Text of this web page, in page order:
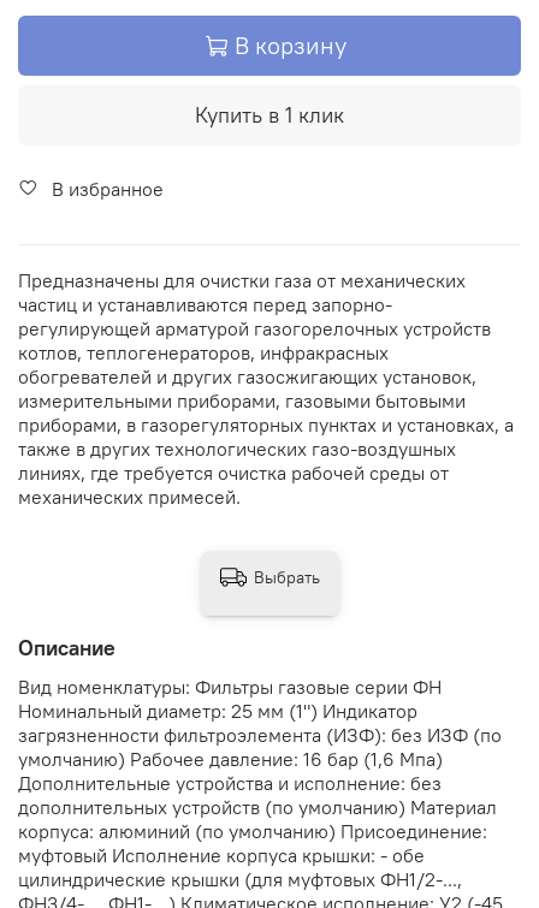
В корзину
Купить в 1 клик
В избранное
Предназначены для очистки газа от механических
частиц и устанавливаются перед запорно-
регулирующей арматурой газогорелочных устройств
котлов, теплогенераторов, инфракрасных
обогревателей и других газосжигающих установок,
измерительными приборами, газовыми бытовыми
приборами, в газорегуляторных пунктах и установках, а
также в других технологических газо-воздушных
линиях, где требуется очистка рабочей среды от
механических примесей.
Описание
Вид номенклатуры: Фильтры газовые серии ФН
Номинальный диаметр: 25 мм (1") Индикатор
загрязненности фильтроэлемента (ИЗФ): без ИЗФ (по
умолчанию) Рабочее давление: 16 бар (1,6 Мпа)
Дополнительные устройства и исполнение: без
дополнительных устройств (по умолчанию) Материал
корпуса: алюминий (по умолчанию) Присоединение:
муфтовый Исполнение корпуса крышки: - обе
цилиндрические крышки (для муфтовых ФН1/2-...,
Выбрать